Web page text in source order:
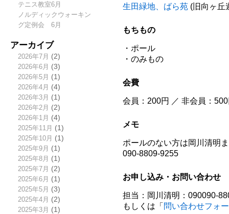
テニス教室6月
ノルディックウォーキン
グ定例会 6月
アーカイブ
2026年7月 (2)
2026年6月 (3)
2026年5月 (1)
2026年4月 (4)
2026年3月 (1)
2026年2月 (2)
2026年1月 (4)
2025年11月 (1)
2025年10月 (1)
2025年9月 (1)
2025年8月 (1)
2025年7月 (2)
2025年6月 (1)
2025年5月 (3)
2025年4月 (2)
2025年3月 (1)
生田緑地、ばら苑 (旧向ヶ丘
もちもの
・ポール
・のみもの
会費
会員：200円 ／ 非会員：
メモ
ポールのない方は岡川清明
090-8809-9255
お申し込み・お問い合わせ
担当：岡川清明：090090-
もしくは「問い合わせフォ